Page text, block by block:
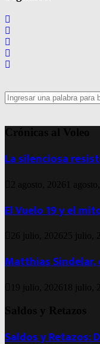
Search
for:
Crónicas al Voleo
La silenciosa
2 agosto, 2026 1
El Vuelo 19 y el
26 julio, 2026 25 julio,
Matthias Sindelar,
19 julio, 2026 18 julio,
Saldos y Retazos
Saldos y Retazos: